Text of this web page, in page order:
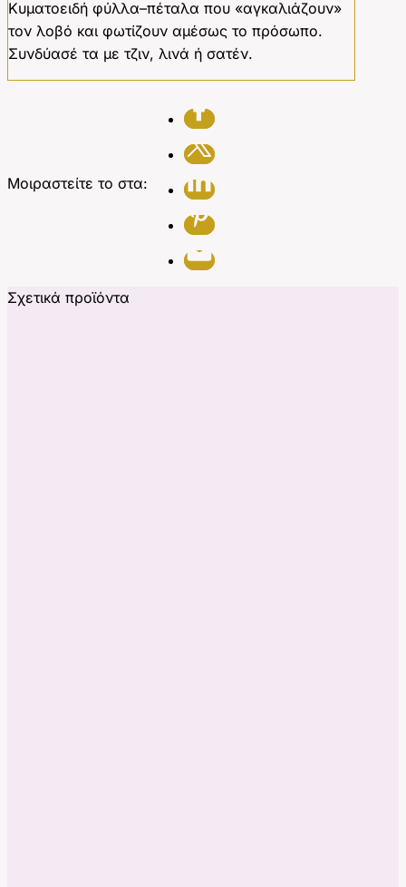
Κυματοειδή φύλλα–πέταλα που «αγκαλιάζουν»
τον λοβό και φωτίζουν αμέσως το πρόσωπο.
Συνδύασέ τα με τζιν, λινά ή σατέν.
Μοιραστείτε το στα:
Σχετικά προϊόντα